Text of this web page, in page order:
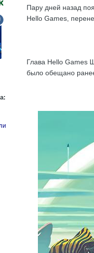
Пару дней назад
Hello Games,
Глава Hello Games
было обещано